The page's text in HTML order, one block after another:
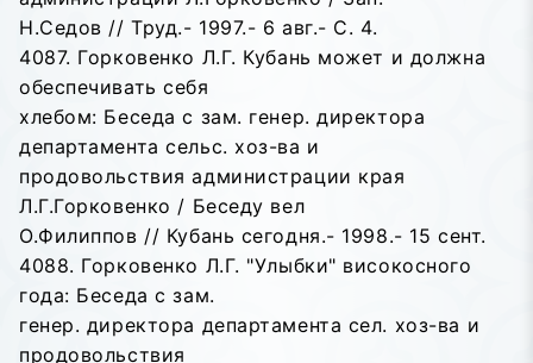
Н.Седов // Труд.- 1997.- 6 авг.- С. 4.
4087. Горковенко Л.Г. Кубань может и должна
обеспечивать себя
хлебом: Беседа с зам. генер. директора
департамента сельс. хоз-ва и
продовольствия администрации края
Л.Г.Горковенко / Беседу вел
О.Филиппов // Кубань сегодня.- 1998.- 15 сент.
4088. Горковенко Л.Г. "Улыбки" високосного
года: Беседа с зам.
генер. директора департамента сел. хоз-ва и
продовольствия